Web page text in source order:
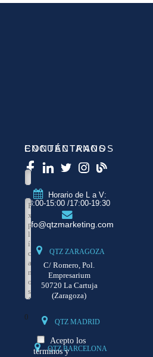
CONTÁCTANOS
0
Acepto los
términos y
ENCUÉNTRANOS
Horario de L a V:
8:00-15:00 /17:00-19:30
info@qtzmarketing.com
QTZ ZARAGOZA
C/ Romero, Pol.
Empresarium
50720 La Cartuja
(Zaragoza)
QTZ MADRID
QTZ BARCELONA